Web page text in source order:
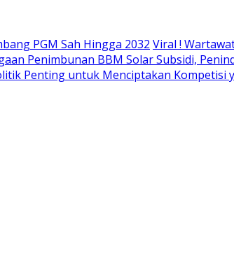
PGM Sah Hingga 2032 Viral !
Penimbunan BBM Solar Subsidi,
Penting untuk Menciptakan Kompetisi